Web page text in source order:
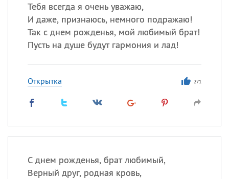
Тебя всегда я очень уважаю,
И даже, признаюсь, немного подражаю!
Так с днем рожденья, мой любимый брат!
Пусть на душе будут гармония и лад!
Открытка 271
С днем рожденья, брат любимый,
Верный друг, родная кровь,